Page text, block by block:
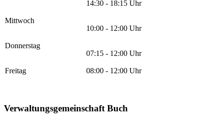
14:30 - 18:15 Uhr
Mittwoch
10:00 - 12:00 Uhr
Donnerstag
07:15 - 12:00 Uhr
Freitag 08:00 - 12:00 Uhr
Verwaltungsgemeinschaft Buch